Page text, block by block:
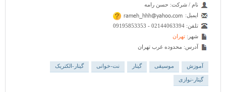
نام / شرکت: حسن رامه
ایمیل:
تلفن: 09195853353 - 02144063394
شهر: تهران
آدرس: محدوده غرب تهران
آموزش موسیقی گیتار نت-خوانی گیتار-الکتریک
گیتار-نوازی